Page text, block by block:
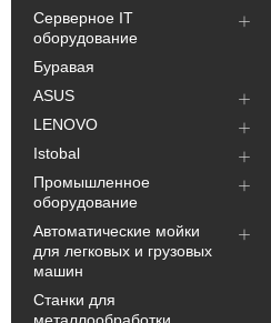
Серверное IT
оборудование
Буравая
ASUS
LENOVO
Istobal
Промышленное
оборудование
Автоматические мойки
для легковых и грузовых
машин
Станки для